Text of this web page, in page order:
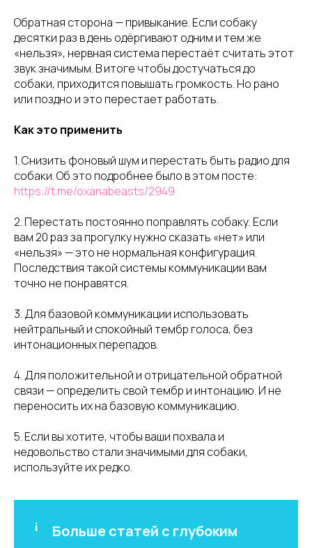
Обратная сторона — привыкание. Если собаку
десятки раз в день одёргивают одним и тем же
«нельзя», нервная система перестаёт считать этот
звук значимым. В итоге чтобы достучаться до
собаки, приходится повышать громкость. Но рано
или поздно и это перестает работать.
Как это применить
1. Снизить фоновый шум и перестать быть радио для
собаки. Об это подробнее было в этом посте:
https://t.me/oxanabeasts/2949
2. Перестать постоянно поправлять собаку. Если
вам 20 раз за прогулку нужно сказать «нет» или
«нельзя» — это не нормальная конфигурация.
Последствия такой системы коммуникации вам
точно не понравятся.
3. Для базовой коммуникации использовать
нейтральный и спокойный тембр голоса, без
интонационных перепадов.
4. Для положительной и отрицательной обратной
связи — определить свой тембр и интонацию. И не
переносить их на базовую коммуникацию.
5. Если вы хотите, чтобы ваши похвала и
недовольство стали значимыми для собаки,
используйте их редко.
Больше статей с глубоким